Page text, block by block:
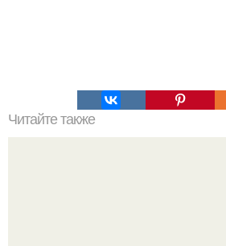
Читайте также